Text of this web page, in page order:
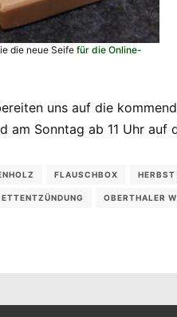
die neue Seife für die Online-
uns auf die
Sonntag ab 11 Uhr auf
FLAUSCHBOX HERBST
OBERTHALER